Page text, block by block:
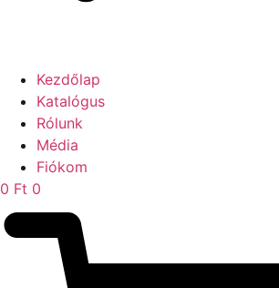
Kezdőlap
Katalógus
Rólunk
Média
Fiókom
0 Ft 0